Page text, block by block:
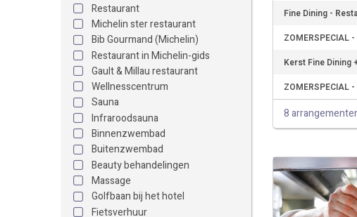
Restaurant
Michelin ster restaurant
Bib Gourmand (Michelin)
Restaurant in Michelin-gids
Gault & Millau restaurant
Wellnesscentrum
Sauna
Infraroodsauna
Binnenzwembad
Buitenzwembad
Beauty behandelingen
Massage
Golfbaan bij het hotel
Fietsverhuur
Fine Dining -
ZOMERSPECIAL
Kerst Fine Dining
ZOMERSPECIAL
8